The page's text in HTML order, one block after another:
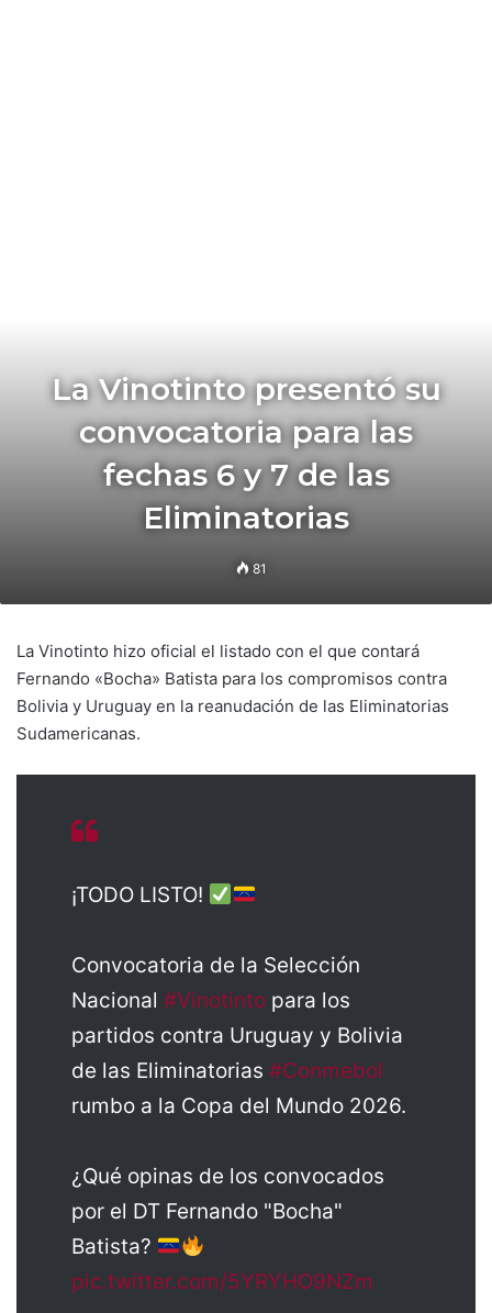
La Vinotinto presentó su
convocatoria para las
fechas 6 y 7 de las
Eliminatorias
81
La Vinotinto hizo oficial el listado con el que contará
Fernando «Bocha» Batista para los compromisos contra
Bolivia y Uruguay en la reanudación de las Eliminatorias
Sudamericanas.
¡TODO LISTO!
Convocatoria de la Selección
Nacional #Vinotinto para los
partidos contra Uruguay y Bolivia
de las Eliminatorias #Conmebol
rumbo a la Copa del Mundo 2026.
¿Qué opinas de los convocados
por el DT Fernando "Bocha"
Batista?
pic.twitter.com/5YRYHO9NZm